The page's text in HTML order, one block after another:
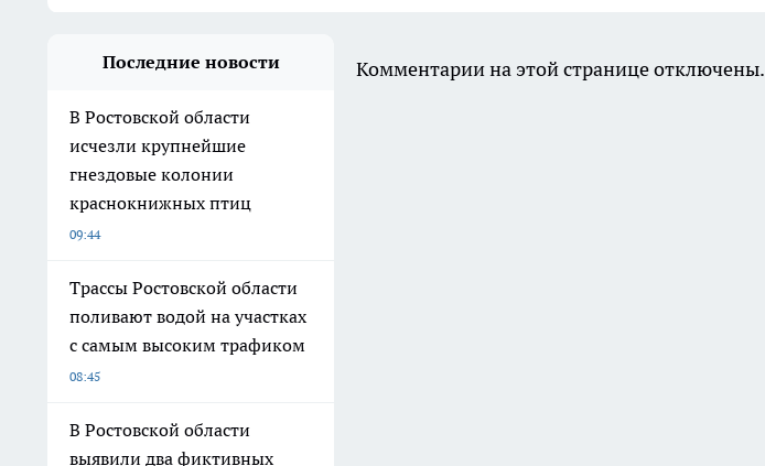
Последние новости
В Ростовской области
исчезли крупнейшие
гнездовые колонии
краснокнижных птиц
09:44
Трассы Ростовской области
поливают водой на участках
с самым высоким трафиком
08:45
В Ростовской области
выявили два фиктивных
Комментарии на этой странице отключены.